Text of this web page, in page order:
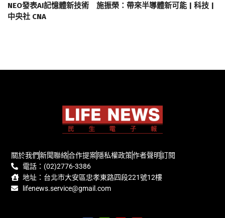
NEO發表AI記憶體新技術 施振榮：帶來半導體新可能 | 科技 |
中央社 CNA
關於我們新聞聯絡合作提案隱私權政策作者聲明訂閱
電話：(02)2776-3386
地址：台北市大安區忠孝東路四段221號12樓
lifenews.service@gmail.com